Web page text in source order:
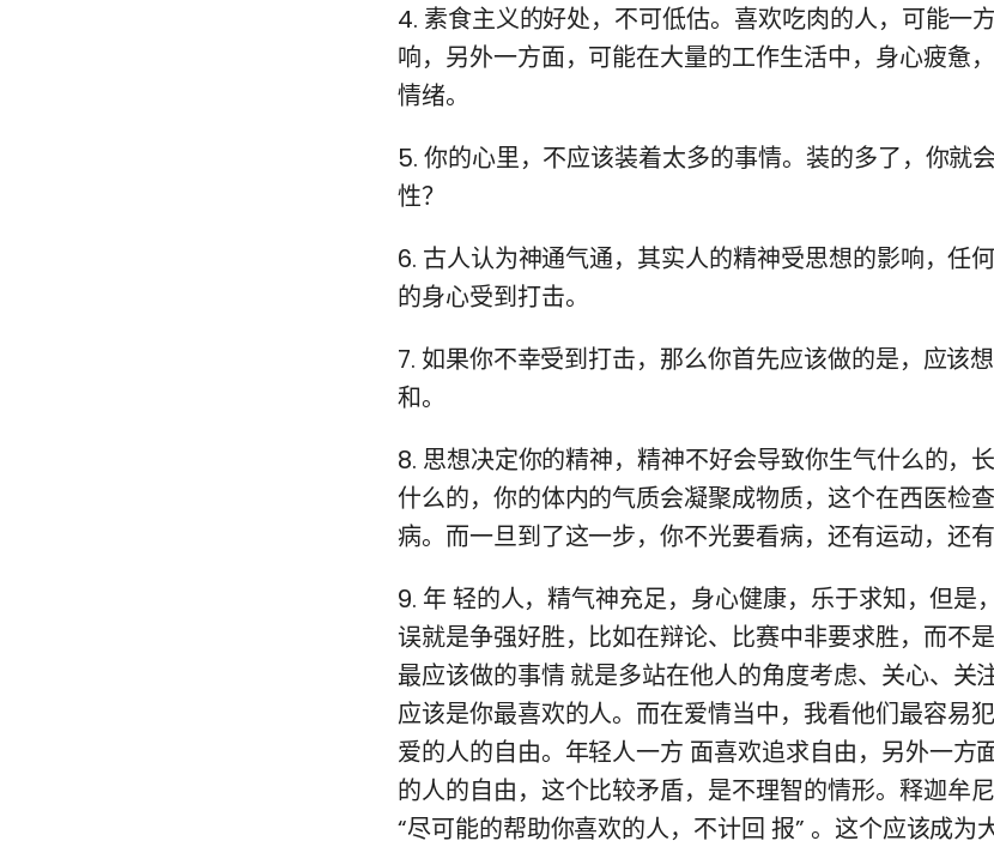
4. 素食主义的好处，不可低估。喜欢吃肉的人，可能一
响，另外一方面，可能在大量的工作生活中，身心疲惫
情绪。
5. 你的心里，不应该装着太多的事情。装的多了，你就
性？
6. 古人认为神通气通，其实人的精神受思想的影响，任
的身心受到打击。
7. 如果你不幸受到打击，那么你首先应该做的是，应该
和。
8. 思想决定你的精神，精神不好会导致你生气什么的，
什么的，你的体内的气质会凝聚成物质，这个在西医检
病。而一旦到了这一步，你不光要看病，还有运动，还有
9. 年 轻的人，精气神充足，身心健康，乐于求知，但是
误就是争强好胜，比如在辩论、比赛中非要求胜，而不
最应该做的事情 就是多站在他人的角度考虑、关心、关
应该是你最喜欢的人。而在爱情当中，我看他们最容易
爱的人的自由。年轻人一方 面喜欢追求自由，另外一方
的人的自由，这个比较矛盾，是不理智的情形。释迦牟
“尽可能的帮助你喜欢的人，不计回 报” 。这个应该成为